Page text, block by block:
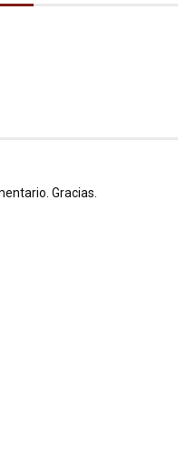
Gracias.